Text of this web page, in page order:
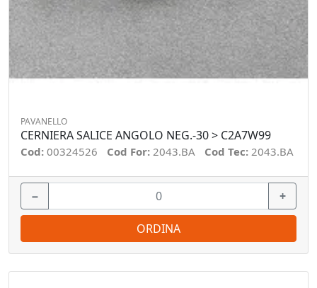
PAVANELLO
CERNIERA SALICE ANGOLO NEG.-30 > C2A7W99
Cod: 00324526 Cod For: 2043.BA Cod Tec: 2043.BA
− +
ORDINA